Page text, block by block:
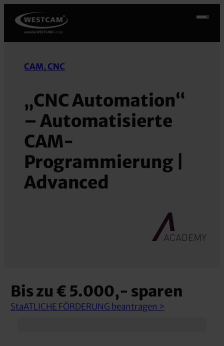
Inhalt
springen
CAM, CNC
„CNC Automation“
– Automatisierte
CAM-
Programmierung |
Advanced
Bis zu € 5.000,- sparen
StaATLICHE FÖRDERUNG beantragen >